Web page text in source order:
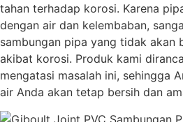
tahan terhadap korosi. Karena
dengan air dan kelembaban,
sambungan pipa yang tidak akan
akibat korosi. Produk kami
mengatasi masalah ini, sehingga
air Anda akan tetap bersih dan